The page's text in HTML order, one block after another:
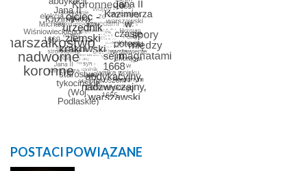
POSTACI POWIĄZANE